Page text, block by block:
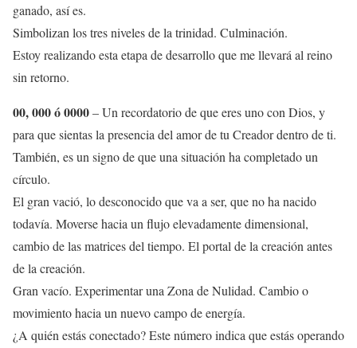
ganado, así es.
Simbolizan los tres niveles de la trinidad. Culminación.
Estoy realizando esta etapa de desarrollo que me llevará al reino
sin retorno.
00, 000 ó 0000– Un recordatorio de que eres uno con Dios, y
para que sientas la presencia del amor de tu Creador dentro de ti.
También, es un signo de que una situación ha completado un
círculo.
El gran vació, lo desconocido que va a ser, que no ha nacido
todavía. Moverse hacia un flujo elevadamente dimensional,
cambio de las matrices del tiempo. El portal de la creación antes
de la creación.
Gran vacío. Experimentar una Zona de Nulidad. Cambio o
movimiento hacia un nuevo campo de energía.
¿A quién estás conectado? Este número indica que estás operando